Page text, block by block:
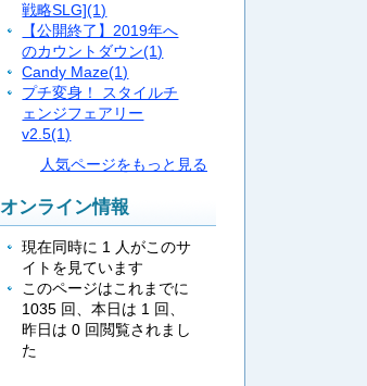
戦略SLG](1)
【公開終了】2019年へ
のカウントダウン(1)
Candy Maze(1)
プチ変身！ スタイルチ
ェンジフェアリー
v2.5(1)
人気ページをもっと見る
オンライン情報
現在同時に 1 人がこのサ
イトを見ています
このページはこれまでに
1035 回、本日は 1 回、
昨日は 0 回閲覧されまし
た